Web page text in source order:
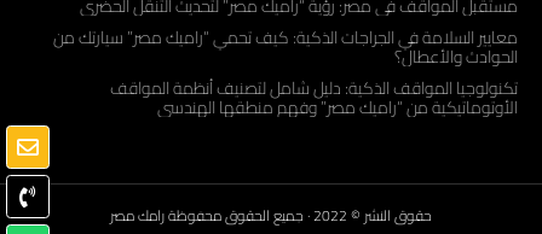
مستقبل المواقف في مصر: رؤية “راميك مصر” لتحديث التنقل الحضري
معايير السلامة في الجراجات الذكية: كيف تحمي “راميك مصر” سيارتك من
الحوادث والأعطال؟
تكنولوجيا المواقف الذكية: دليل شامل لتصنيف أنظمة المواقف
الأوتوماتيكية من “راميك مصر” وفهم منطقها الهندسي
حقوق النشر © 2022 · جميع الحقوق محفوظة رامك مصر